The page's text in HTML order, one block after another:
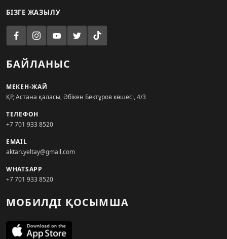
БІЗГЕ ЖАЗЫЛУ
БАЙЛАНЫС
МЕКЕН-ЖАЙ
ҚР, Астана қаласы, Әбікен Бектұров көшесі, 4/3
ТЕЛЕФОН
+7 701 933 8520
EMAIL
aktan.yeltay@gmail.com
WHATSAPP
+7 701 933 8520
МОБИЛДІ ҚОСЫМША